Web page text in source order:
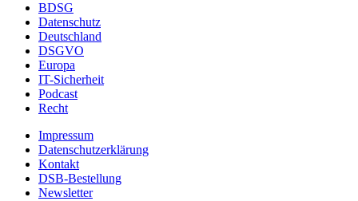
BDSG
Datenschutz
Deutschland
DSGVO
Europa
IT-Sicherheit
Podcast
Recht
Impressum
Datenschutzerklärung
Kontakt
DSB-Bestellung
Newsletter